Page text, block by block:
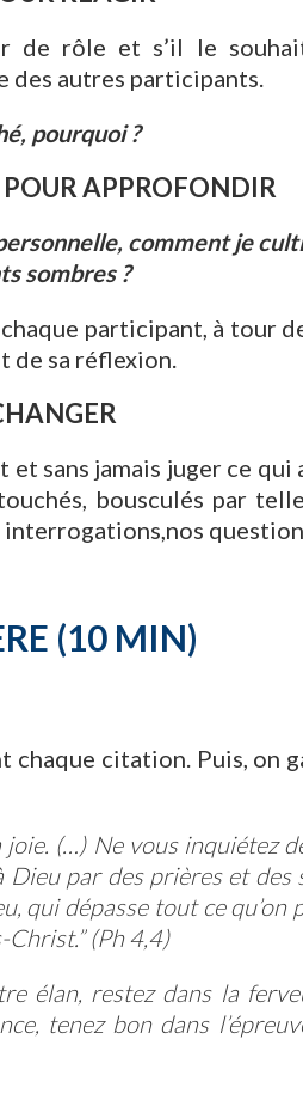
de rôle et s’il le
des autres participants.
pourquoi ?
APPROFONDIR
comment je
sombres ?
participant, à tour
de sa réflexion.
et sans jamais juger ce
bousculés par
interrogations,nos
(10 MIN)
citation. Puis, on
joie. (…) Ne vous inquiétez
Dieu par des prières et des
qui dépasse tout ce
Christ.” (Ph 4,4)
élan, restez dans la
tenez bon dans